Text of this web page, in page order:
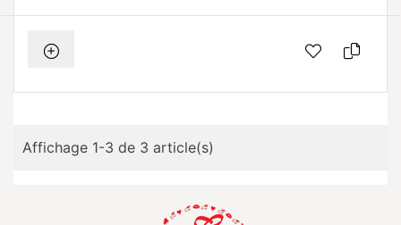
Affichage 1-3 de 3 article(s)